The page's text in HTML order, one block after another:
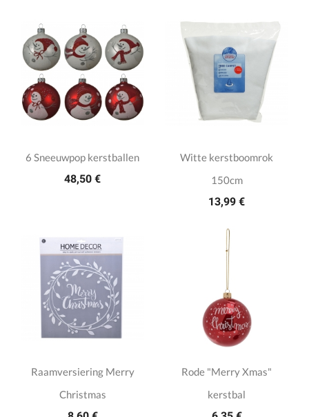
6 Sneeuwpop kerstballen
48,50 €
Witte kerstboomrok
150cm
13,99 €
Raamversiering Merry
Christmas
Rode "Merry Xmas"
kerstbal